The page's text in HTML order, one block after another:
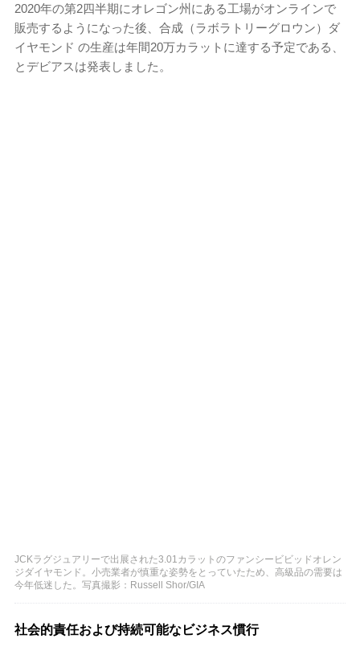
2020年の第2四半期にオレゴン州にある工場がオンラインで
販売するようになった後、合成（ラボラトリーグロウン）ダ
イヤモンド の生産は年間20万カラットに達する予定である、
とデビアスは発表しました。
JCKラグジュアリーで出展された3.01カラットのファンシービビッドオレン
ジダイヤモンド。小売業者が慎重な姿勢をとっていたため、高級品の需要は
今年低迷した。写真撮影：Russell Shor/GIA
社会的責任および持続可能なビジネス慣行